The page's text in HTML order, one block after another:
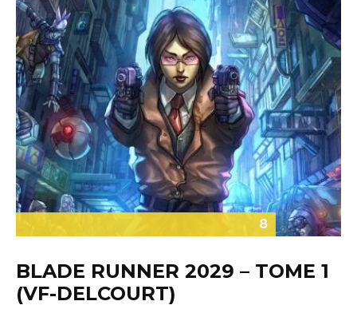
8
BLADE RUNNER 2029 – TOME 1
(VF-DELCOURT)